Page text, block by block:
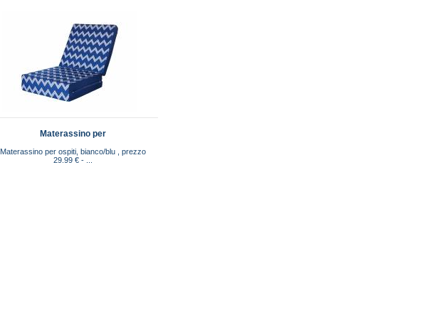
Materassino per
Materassino per ospiti, bianco/blu , prezzo
29.99 € - ...